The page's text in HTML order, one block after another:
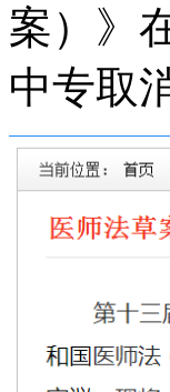
案）》
中专取